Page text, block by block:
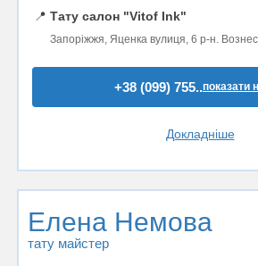
📍 Тату салон "Vitof Ink"
Запоріжжя, Яценка вулиця, 6 р-н.
+38 (099) 755..показати
Докладніше
Елена Немова
тату майстер